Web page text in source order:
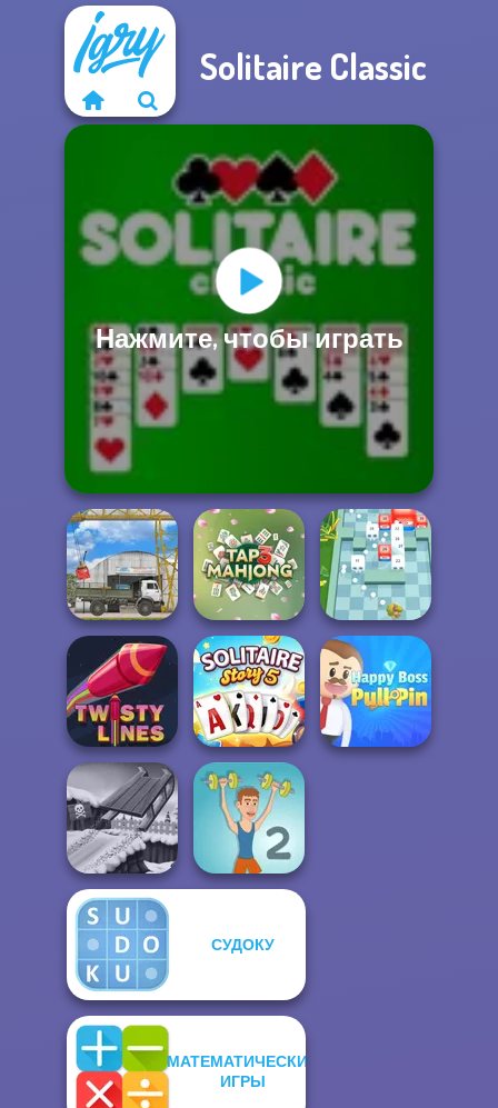
Solitaire Classic
Нажмите, чтобы играть
The Cargo Tap 3 Mahjong Break n Bounce
Twisty Lines
Solitaire Story
TriPeaks 5
Snow Ride 3D
СУДОКУ
МАТЕМАТИЧЕСКИЕ
ИГРЫ